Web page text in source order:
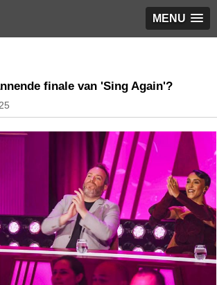
MENU
finale van 'Sing Again'?